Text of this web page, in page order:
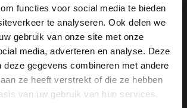
functies voor social media te bieden
te analyseren. Ook delen we
gebruik van onze site met onze
media, adverteren en analyse. Deze
deze gegevens combineren met andere
ze heeft verstrekt of die ze hebben
van uw gebruik van hun services.
gezocht
×
website in English?
your language isn't Dutch. Would
to English?